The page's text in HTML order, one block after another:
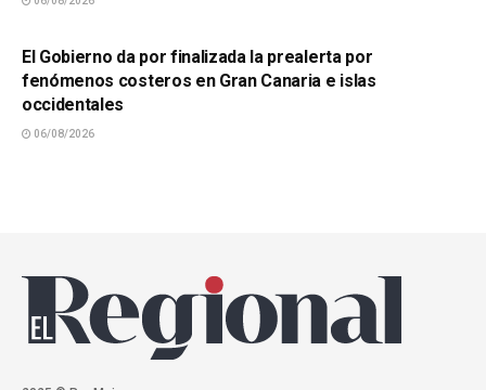
El Gobierno da por finalizada la prealerta por
fenómenos costeros en Gran Canaria e islas
occidentales
06/08/2026